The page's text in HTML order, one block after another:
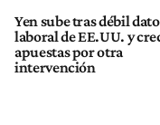
Yen sube tras débil dato
laboral de EE.UU. y
apuestas por otra
intervención